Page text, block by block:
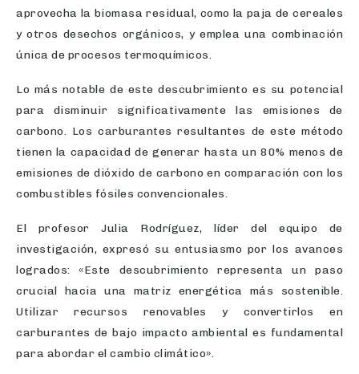
aprovecha la biomasa residual, como la paja de cereales
y otros desechos orgánicos, y emplea una combinación
única de procesos termoquímicos.
Lo más notable de este descubrimiento es su potencial
para disminuir significativamente las emisiones de
carbono. Los carburantes resultantes de este método
tienen la capacidad de generar hasta un 80% menos de
emisiones de dióxido de carbono en comparación con los
combustibles fósiles convencionales.
El profesor Julia Rodríguez, líder del equipo de
investigación, expresó su entusiasmo por los avances
logrados: «Este descubrimiento representa un paso
crucial hacia una matriz energética más sostenible.
Utilizar recursos renovables y convertirlos en
carburantes de bajo impacto ambiental es fundamental
para abordar el cambio climático».